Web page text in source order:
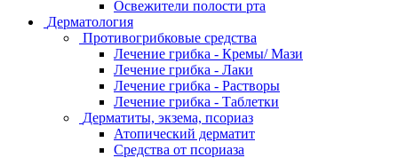
Освежители полости рта
Дерматология
Противогрибковые средства
Лечение грибка - Кремы/ Мази
Лечение грибка - Лаки
Лечение грибка - Растворы
Лечение грибка - Таблетки
Дерматиты, экзема, псориаз
Атопический дерматит
Средства от псориаза